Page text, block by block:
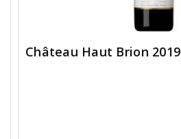
Château Haut Brion 2019